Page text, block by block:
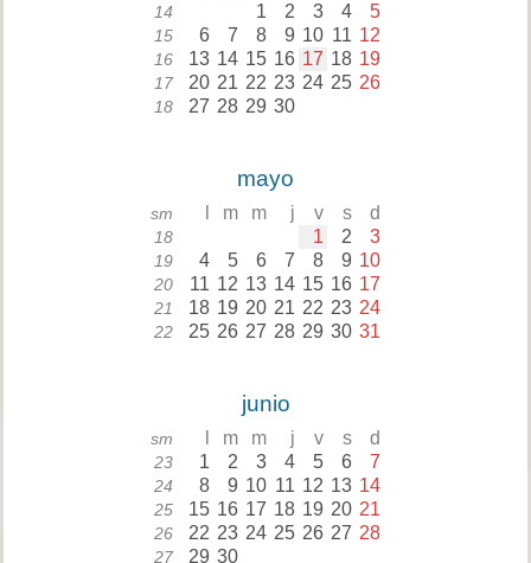
14 1 2 3 4 5
15 6 7 8 9 10 11 12
16 13 14 15 16 17 18 19
17 20 21 22 23 24 25 26
18 27 28 29 30
mayo
sm m m j v s d
18 1 2 3
19 4 5 6 7 8 9 10
20 11 12 13 14 15 16 17
21 18 19 20 21 22 23 24
22 25 26 27 28 29 30 31
junio
sm m m j v s d
23 1 2 3 4 5 6 7
24 8 9 10 11 12 13 14
25 15 16 17 18 19 20 21
26 22 23 24 25 26 27 28
27 29 30